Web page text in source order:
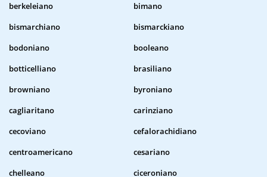
berkeleiano
bimano
bismarchiano
bismarckiano
bodoniano
booleano
botticelliano
brasiliano
browniano
byroniano
cagliaritano
carinziano
cecoviano
cefalorachidiano
centroamericano
cesariano
chelleano
ciceroniano